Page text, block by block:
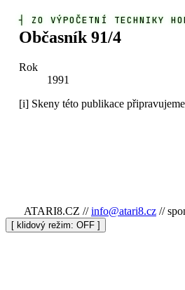
┤ ZO VÝPOČETNÍ TECHNIKY
Občasník 91/4
Rok
1991
[i] Skeny této publikace
ATARI8.CZ // info@atari8.cz //
[ klidový režim: ]